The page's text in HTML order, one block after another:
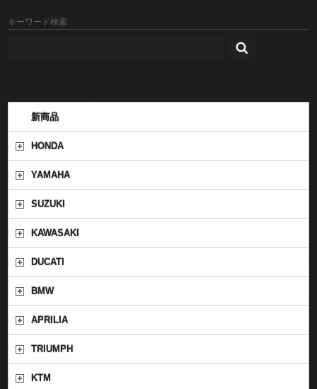
キーワード検索
新商品
HONDA
YAMAHA
SUZUKI
KAWASAKI
DUCATI
BMW
APRILIA
TRIUMPH
KTM